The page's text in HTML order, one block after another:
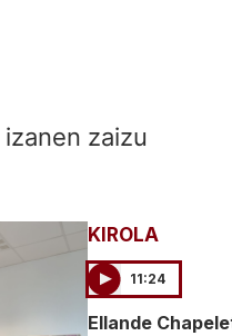
zaizu
KIROLA
11:24
Ellande